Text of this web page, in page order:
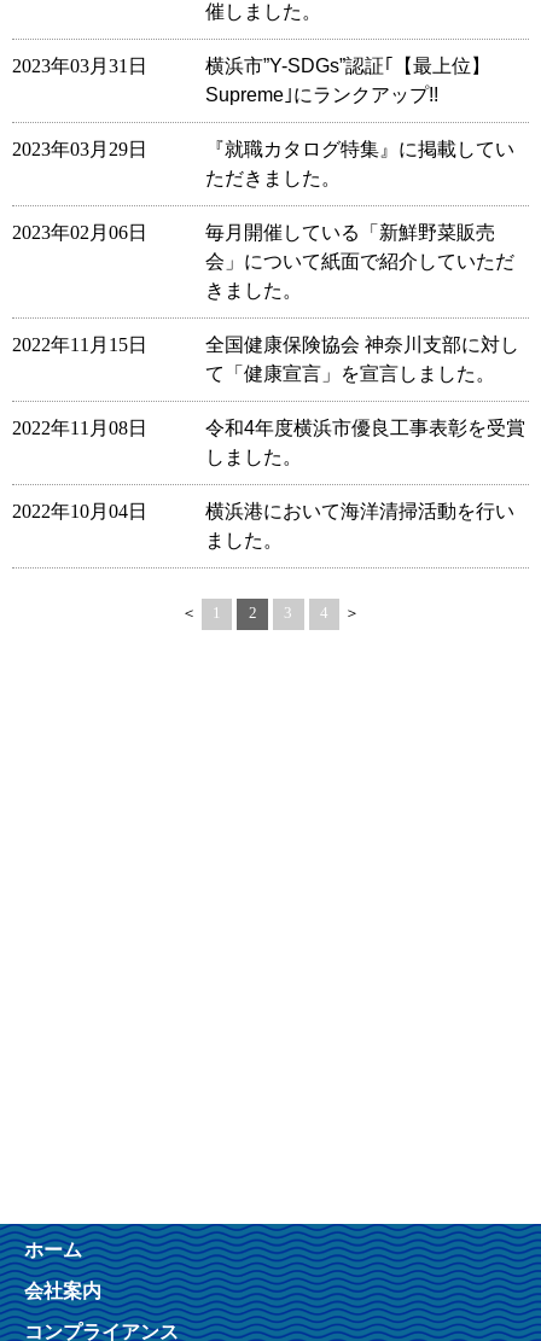
催しました。
2023年03月31日
横浜市”Y-SDGs”認証｢【最上位】
Supreme｣にランクアップ!!
2023年03月29日
『就職カタログ特集』に掲載してい
ただきました。
2023年02月06日
毎月開催している「新鮮野菜販売
会」について紙面で紹介していただ
きました。
2022年11月15日
全国健康保険協会 神奈川支部に対し
て「健康宣言」を宣言しました。
2022年11月08日
令和4年度横浜市優良工事表彰を受賞
しました。
2022年10月04日
横浜港において海洋清掃活動を行い
ました。
＜ 1 2 3 4 ＞
ホーム
会社案内
コンプライアンス